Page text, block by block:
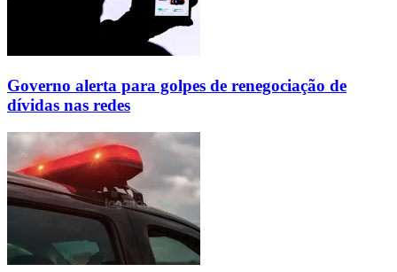
Governo alerta para golpes de renegociação de
dívidas nas redes